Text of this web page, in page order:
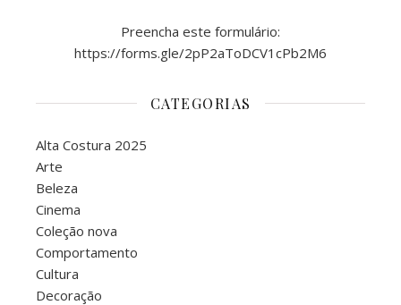
Preencha este formulário:
https://forms.gle/2pP2aToDCV1cPb2M6
CATEGORIAS
Alta Costura 2025
Arte
Beleza
Cinema
Coleção nova
Comportamento
Cultura
Decoração